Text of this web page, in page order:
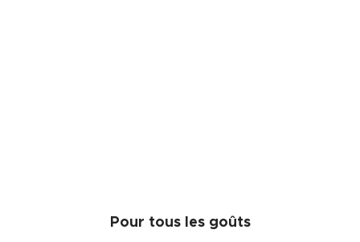
Pour tous les goûts